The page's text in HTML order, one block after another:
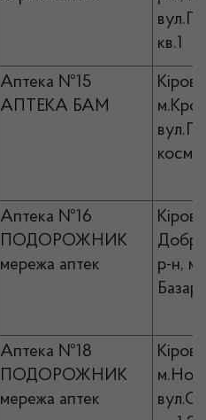
кв.1
Аптека №15
АПТЕКА БАМ
Аптека №16
ПОДОРОЖНИК
мережа аптек
р-н,
Аптека №18
ПОДОРОЖНИК
мережа аптек